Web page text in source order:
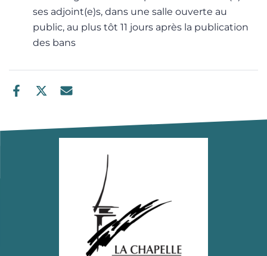
ses adjoint(e)s, dans une salle ouverte au
public, au plus tôt 11 jours après la publication
des bans